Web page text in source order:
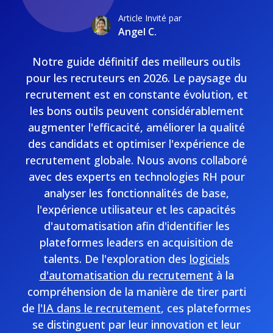
Article Invité par
Angel C.
Notre guide définitif des meilleurs outils
pour les recruteurs en 2026. Le paysage du
recrutement est en constante évolution, et
les bons outils peuvent considérablement
augmenter l'efficacité, améliorer la qualité
des candidats et optimiser l'expérience de
recrutement globale. Nous avons collaboré
avec des experts en technologies RH pour
analyser les fonctionnalités de base,
l'expérience utilisateur et les capacités
d'automatisation afin d'identifier les
plateformes leaders en acquisition de
talents. De l'exploration des logiciels
d'automatisation du recrutement à la
compréhension de la manière de tirer parti
de l'IA dans le recrutement, ces plateformes
se distinguent par leur innovation et leur